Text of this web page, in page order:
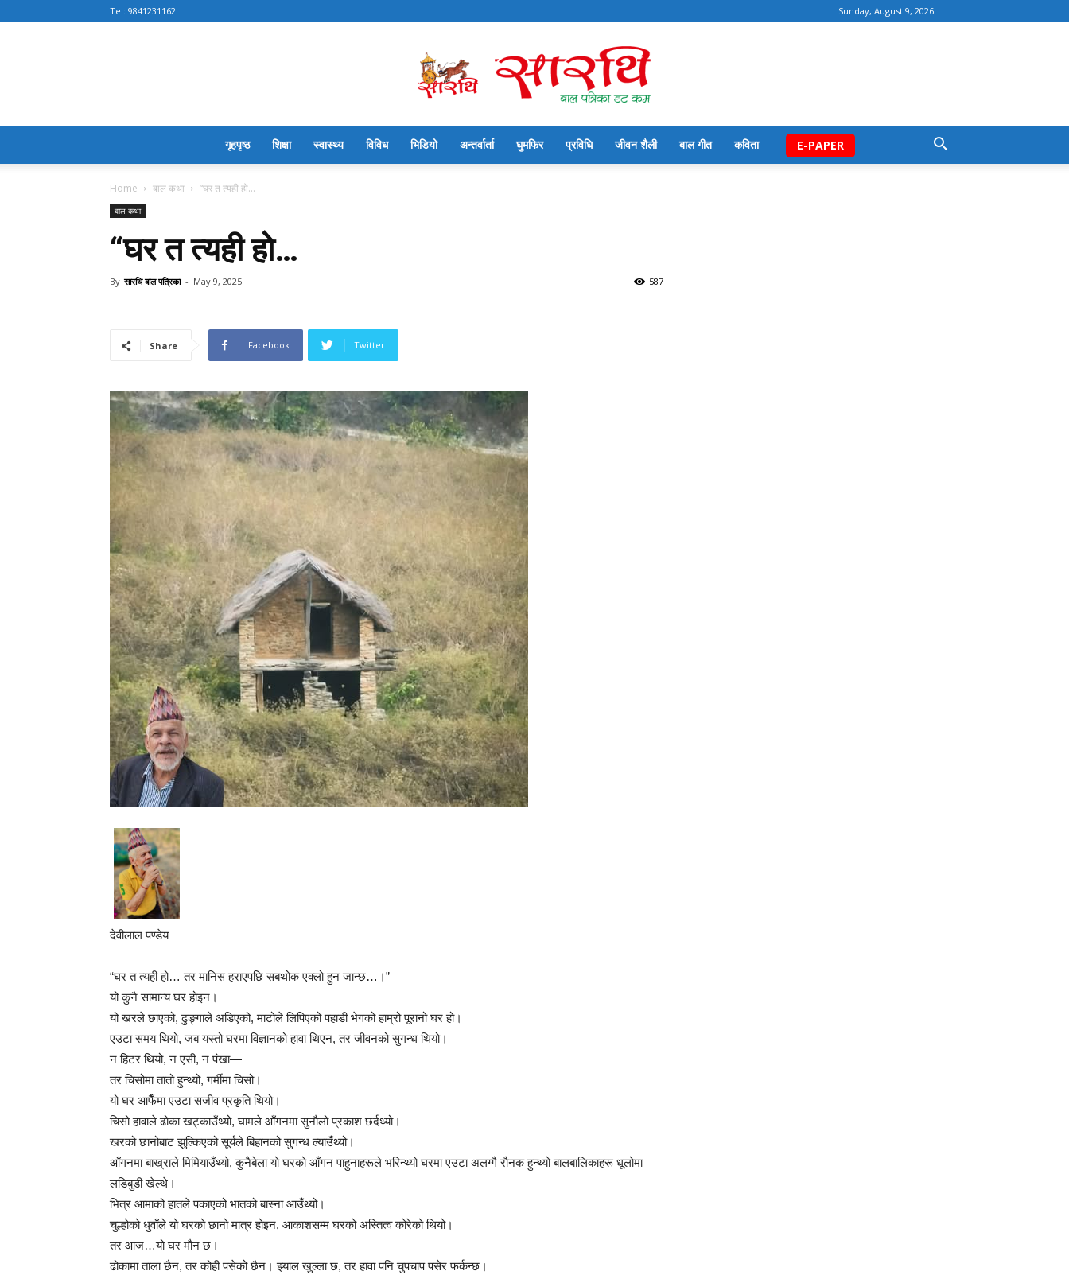
Sunday, August 9, 2026
Tel: 9841231162
गृहपृष्ठ शिक्षा स्वास्थ्य विविध भिडियो अन्तर्वार्ता घुमफिर प्रविधि जीवन शैली बाल गीत कविता E-PAPER
Home बाल कथा “घर त त्यही हो…
बाल कथा
“घर त त्यही हो…
By सारथि बाल पत्रिका - May 9, 2025 587
Share Facebook Twitter
देवीलाल पण्डेय
“घर त त्यही हो… तर मानिस हराएपछि सबथोक एक्लो हुन जान्छ…।”
यो कुनै सामान्य घर होइन।
यो खरले छाएको, ढुङ्गाले अडिएको, माटोले लिपिएको पहाडी भेगको हाम्रो पूरानो घर हो।
एउटा समय थियो, जब यस्तो घरमा विज्ञानको हावा थिएन, तर जीवनको सुगन्ध थियो।
न हिटर थियो, न एसी, न पंखा—
तर चिसोमा तातो हुन्थ्यो, गर्मीमा चिसो।
यो घर आफैँमा एउटा सजीव प्रकृति थियो।
चिसो हावाले ढोका खट्काउँथ्यो, घामले आँगनमा सुनौलो प्रकाश छर्दथ्यो।
खरको छानोबाट झुल्किएको सूर्यले बिहानको सुगन्ध ल्याउँथ्यो।
आँगनमा बाख्राले मिमियाउँथ्यो, कुनैबेला यो घरको आँगन पाहुनाहरूले भरिन्थ्यो घरमा एउटा अलग्गै रौनक हुन्थ्यो बालबालिकाहरू धूलोमा
लडिबुडी खेल्थे।
भित्र आमाको हातले पकाएको भातको बास्ना आउँथ्यो।
चुल्होको धुवाँले यो घरको छानो मात्र होइन, आकाशसम्म घरको अस्तित्व कोरेको थियो।
तर आज…यो घर मौन छ।
ढोकामा ताला छैन, तर कोही पसेको छैन। झ्याल खुल्ला छ, तर हावा पनि चुपचाप पसेर फर्कन्छ।